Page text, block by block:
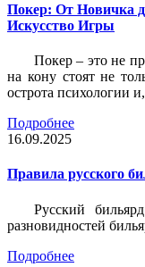
Покер: От Новичка
Искусство Игры
Покер – это не
на кону стоят не
острота психологии
Подробнее
16.09.2025
Правила русского
Русский
разновидностей
Подробнее